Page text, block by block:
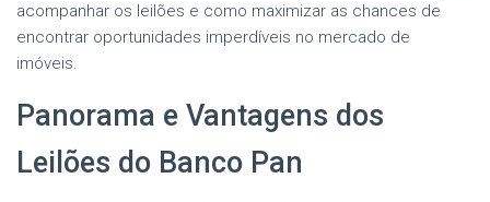
acompanhar os leilões e como maximizar as chances de
encontrar oportunidades imperdíveis no mercado de
imóveis.
Panorama e Vantagens dos
Leilões do Banco Pan